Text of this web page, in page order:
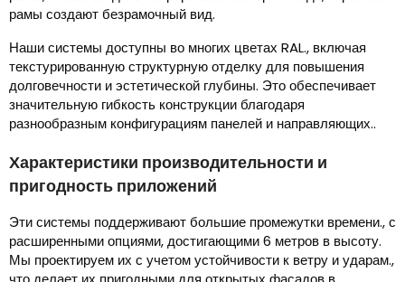
рамы создают безрамочный вид.
Наши системы доступны во многих цветах RAL., включая
текстурированную структурную отделку для повышения
долговечности и эстетической глубины. Это обеспечивает
значительную гибкость конструкции благодаря
разнообразным конфигурациям панелей и направляющих..
Характеристики производительности и
пригодность приложений
Эти системы поддерживают большие промежутки времени., с
расширенными опциями, достигающими 6 метров в высоту.
Мы проектируем их с учетом устойчивости к ветру и ударам.,